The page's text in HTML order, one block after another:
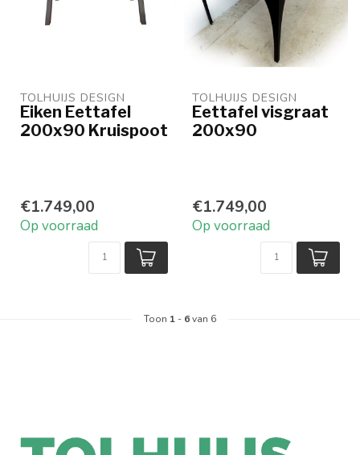
TOLHUIJS DESIGN
Eiken Eettafel
200x90 Kruispoot
€1.749,00
Op voorraad
TOLHUIJS DESIGN
Eettafel visgraat
200x90
€1.749,00
Op voorraad
Toon 1 - 6van 6